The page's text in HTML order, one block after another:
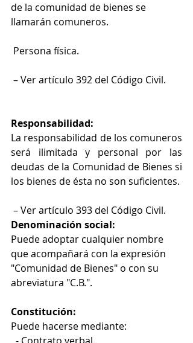
de la comunidad de bienes se
llamarán comuneros.
Persona física.
– Ver artículo 392 del Código Civil.
Responsabilidad:
La responsabilidad de los comuneros
será ilimitada y personal por las
deudas de la Comunidad de Bienes si
los bienes de ésta no son suficientes.
– Ver artículo 393 del Código Civil.
Denominación social:
Puede adoptar cualquier nombre
que acompañará con la expresión
"Comunidad de Bienes" o con su
abreviatura "C.B.".
Constitución:
Puede hacerse mediante: